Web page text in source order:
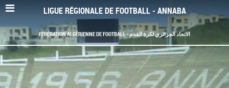
LIGUE RÉGIONALE DE FOOTBALL - ANNABA
FÉDÉRATION ALGÉRIENNE DE FOOTBALL - الاتحاد الجزائري لكرة القدم